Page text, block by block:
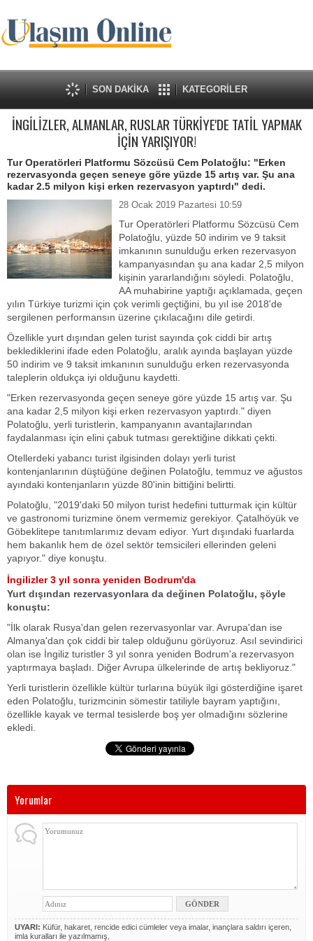
SON DAKİKA KATEGORİLER
İNGİLİZLER, ALMANLAR, RUSLAR TÜRKİYE'DE TATİL YAPMAK
İÇİN YARIŞIYOR!
Tur Operatörleri Platformu Sözcüsü Cem Polatoğlu: "Erken
rezervasyonda geçen seneye göre yüzde 15 artış var. Şu ana
kadar 2.5 milyon kişi erken rezervasyon yaptırdı" dedi.
28 Ocak 2019 Pazartesi 10:59
Tur Operatörleri Platformu Sözcüsü Cem
Polatoğlu, yüzde 50 indirim ve 9 taksit
imkanının sunulduğu erken rezervasyon
kampanyasından şu ana kadar 2,5 milyon
kişinin yararlandığını söyledi. Polatoğlu,
AA muhabirine yaptığı açıklamada, geçen
yılın Türkiye turizmi için çok verimli geçtiğini, bu yıl ise 2018'de
sergilenen performansın üzerine çıkılacağını dile getirdi.
Özellikle yurt dışından gelen turist sayında çok ciddi bir artış
beklediklerini ifade eden Polatoğlu, aralık ayında başlayan yüzde
50 indirim ve 9 taksit imkanının sunulduğu erken rezervasyonda
taleplerin oldukça iyi olduğunu kaydetti.
"Erken rezervasyonda geçen seneye göre yüzde 15 artış var. Şu
ana kadar 2,5 milyon kişi erken rezervasyon yaptırdı." diyen
Polatoğlu, yerli turistlerin, kampanyanın avantajlarından
faydalanması için elini çabuk tutması gerektiğine dikkati çekti.
Otellerdeki yabancı turist ilgisinden dolayı yerli turist
kontenjanlarının düştüğüne değinen Polatoğlu, temmuz ve ağustos
ayındaki kontenjanların yüzde 80'inin bittiğini belirtti.
Polatoğlu, "2019'daki 50 milyon turist hedefini tutturmak için kültür
ve gastronomi turizmine önem vermemiz gerekiyor. Çatalhöyük ve
Göbeklitepe tanıtımlarımız devam ediyor. Yurt dışındaki fuarlarda
hem bakanlık hem de özel sektör temsicileri ellerinden geleni
yapıyor." diye konuştu.
İngilizler 3 yıl sonra yeniden Bodrum'da
Yurt dışından rezervasyonlara da değinen Polatoğlu, şöyle
konuştu:
"İlk olarak Rusya'dan gelen rezervasyonlar var. Avrupa'dan ise
Almanya'dan çok ciddi bir talep olduğunu görüyoruz. Asıl sevindirici
olan ise İngiliz turistler 3 yıl sonra yeniden Bodrum'a rezervasyon
yaptırmaya başladı. Diğer Avrupa ülkelerinde de artış bekliyoruz."
Yerli turistlerin özellikle kültür turlarına büyük ilgi gösterdiğine işaret
eden Polatoğlu, turizmcinin sömestir tatiliyle bayram yaptığını,
özellikle kayak ve termal tesislerde boş yer olmadığını sözlerine
ekledi.
Yorumlar
UYARI: Küfür, hakaret, rencide edici cümleler veya imalar, inançlara saldırı içeren,
imla kuralları ile yazılmamış,